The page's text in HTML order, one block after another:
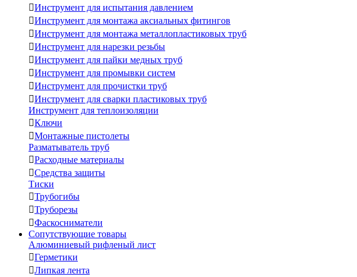
Инструмент для испытания давлением
Инструмент для монтажа аксиальных фитингов
Инструмент для монтажа металлопластиковых труб
Инструмент для нарезки резьбы
Инструмент для пайки медных труб
Инструмент для промывки систем
Инструмент для прочистки труб
Инструмент для сварки пластиковых труб
Инструмент для теплоизоляции
Ключи
Монтажные пистолеты
Разматыватель труб
Расходные материалы
Средства защиты
Тиски
Трубогибы
Труборезы
Фаскосниматели
Сопутствующие товары
Алюминиевый рифленый лист
Герметики
Липкая лента